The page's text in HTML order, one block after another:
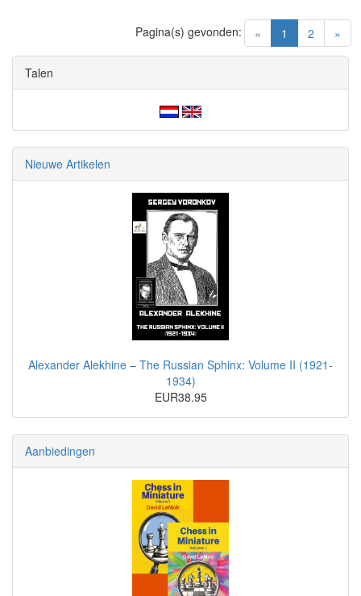
« 1 (current)
2 »
Pagina(s) gevonden:
Talen
Nieuwe Artikelen
Alexander Alekhine – The Russian Sphinx: Volume II (1921-
1934)
EUR38.95
Aanbiedingen